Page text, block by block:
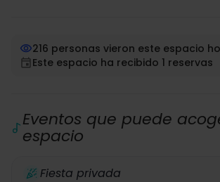
216 personas vieron este espacio
Este espacio ha recibido 1 reservas
Eventos que puede
espacio
Fiesta privada